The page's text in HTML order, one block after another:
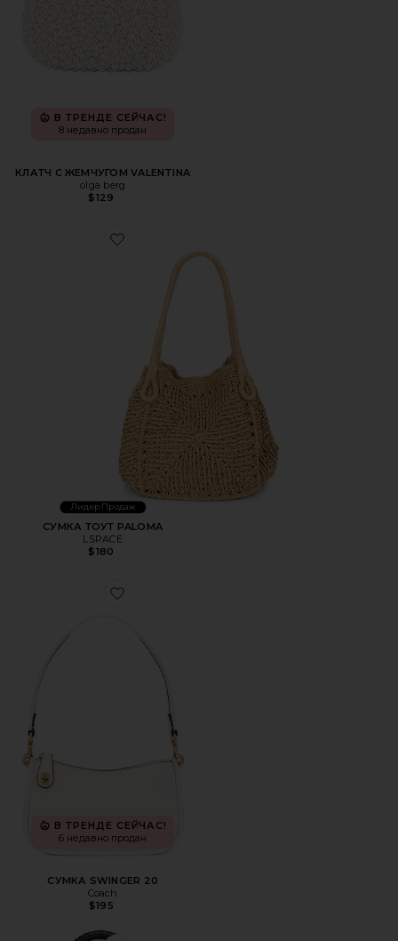
В ТРЕНДЕ СЕЙЧАС!
8 недавно продан
КЛАТЧ С ЖЕМЧУГОМ VALENTINA
olga berg
$129
Favorite СУМКА ТОУТ PALOMA
Лидер Продаж
СУМКА ТОУТ PALOMA
LSPACE
$180
Favorite СУМКА SWINGER 20
В ТРЕНДЕ СЕЙЧАС!
6 недавно продан
СУМКА SWINGER 20
Coach
$195